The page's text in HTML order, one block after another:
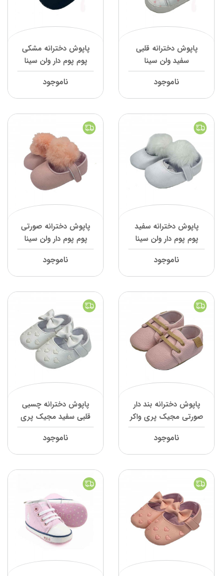
پاپوش دخترانه قلبی
سفید ولن سینا
ناموجود
پاپوش دخترانه مشکی
پوم پوم دار ولن سینا
ناموجود
پاپوش دخترانه سفید
پوم پوم دار ولن سینا
ناموجود
پاپوش دخترانه صورتی
پوم پوم دار ولن سینا
ناموجود
پاپوش دخترانه بند دار
صورتی مجیک پری واکر
ناموجود
پاپوش دخترانه چسبی
قلبی سفید مجیک پری
واکر
ناموجود